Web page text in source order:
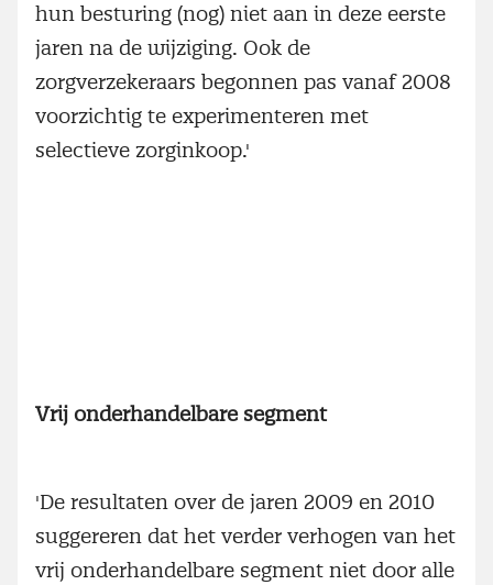
hun besturing (nog) niet aan in deze eerste
jaren na de wijziging. Ook de
zorgverzekeraars begonnen pas vanaf 2008
voorzichtig te experimenteren met
selectieve zorginkoop.'
Vrij onderhandelbare segment
'De resultaten over de jaren 2009 en 2010
suggereren dat het verder verhogen van het
vrij onderhandelbare segment niet door alle